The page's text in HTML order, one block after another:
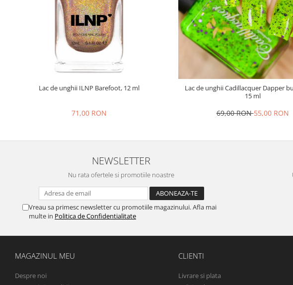
Lac de unghii ILNP Barefoot, 12 ml
71,00 RON
Lac de unghii Cadillacquer Dapper
15 ml
69,00 RON55,00 RON
NEWSLETTER
Nu rata ofertele si promotiile noastre
Vreau sa primesc newsletter cu promotiile magazinului. Afla mai
multe in Politica de Confidentialitate
MAGAZINUL MEU
Despre noi
CLIENTI
Livrare si plata